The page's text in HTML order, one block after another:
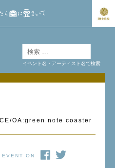
OA:green note coaster
ON
イベント名・アーティスト名で検索